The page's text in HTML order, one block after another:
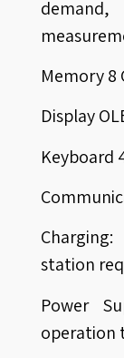
Memory 8
Display
Keyboard
station
Power
operation